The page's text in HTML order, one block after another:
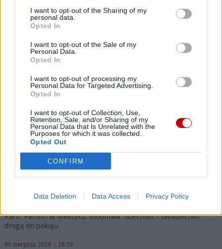
I want to opt-out of the Sharing of my
personal data.
Opted In
I want to opt-out of the Sale of my
Personal Data.
Opted In
I want to opt-out of processing my
Personal Data for Targeted Advertising.
Opted In
I want to opt-out of Collection, Use,
Retention, Sale, and/or Sharing of my
Personal Data that Is Unrelated with the
Purposes for which it was collected.
Opted Out
CONFIRM
Data Deletion Data Access Privacy Policy
Link
Wersja do druku
KULTURA
Najnowsze
06 sierpnia 2026 | 20:44
Medziugorie: zakończył się 37. Mladifest
Kard. Parolin w Meksyku: modlitwa, obecność i świadectwo
drogą do pokoju
06 sierpnia 2026 | 18:28